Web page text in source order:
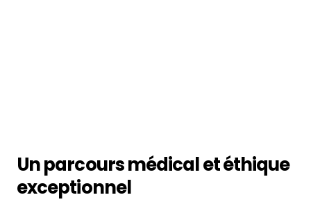
Un parcours médical et éthique
exceptionnel